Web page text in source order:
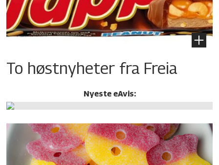
To høstnyheter fra Freia
Nyeste eAvis: